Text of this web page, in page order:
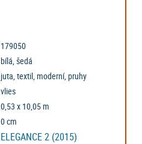
179050
bílá, šedá
juta, textil, moderní, pruhy
vlies
0,53 x 10,05 m
0 cm
ELEGANCE 2 (2015)